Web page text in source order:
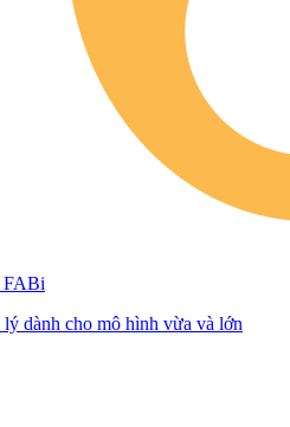
FABi
lý dành cho mô hình vừa và lớn